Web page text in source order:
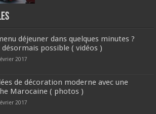
déjeuner dans quelques minutes ?
désormais possible ( vidéos )
2017
de décoration moderne avec une
Marocaine ( photos )
2017